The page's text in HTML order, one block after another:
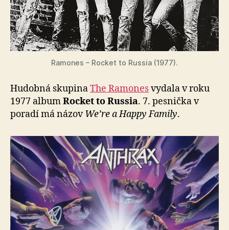
Ramones – Rocket to Russia (1977).
Hudobná skupinaThe Ramonesvydala v roku
1977 albumRocket to Russia. 7. pesnička v
poradí má názovWe’re a Happy Family.